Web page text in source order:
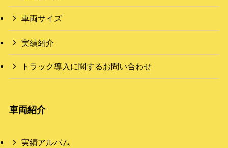
車両サイズ
実績紹介
トラック導入に関するお問い合わせ
車両紹介
実績アルバム